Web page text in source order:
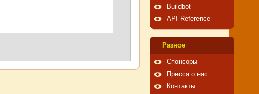
Buildbot
API Reference
Pазное
Спонсоры
Пресса о нас
Контакты